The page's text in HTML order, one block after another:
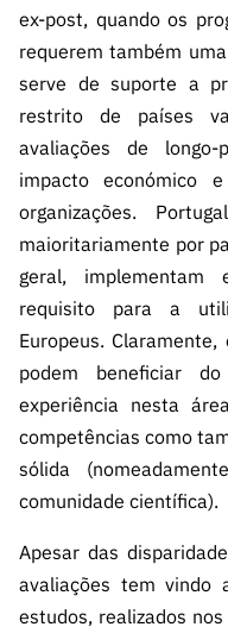
ex-post, quando os
requerem também
serve de suporte a
restrito de países
avaliações de
impacto económico
organizações.
maioritariamente por
geral, implementam
requisito para a
Europeus.
podem beneficiar
experiência nesta
competências como
sólida
comunidade científica).
Apesar das
avaliações tem vindo
estudos, realizados